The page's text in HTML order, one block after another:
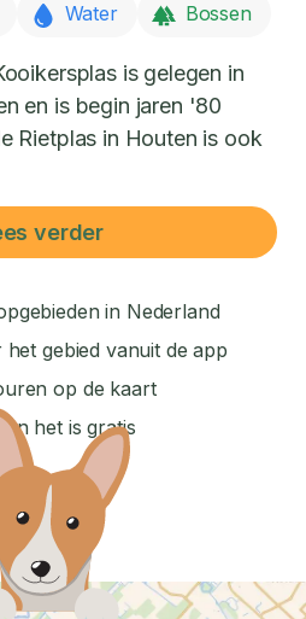
Water Bossen
is gelegen in
en is begin jaren '80
Rietplas in Houten is ook
verder
in Nederland
gebied vanuit de app
op de kaart
het is gratis